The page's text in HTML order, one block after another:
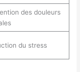
des douleurs
du stress